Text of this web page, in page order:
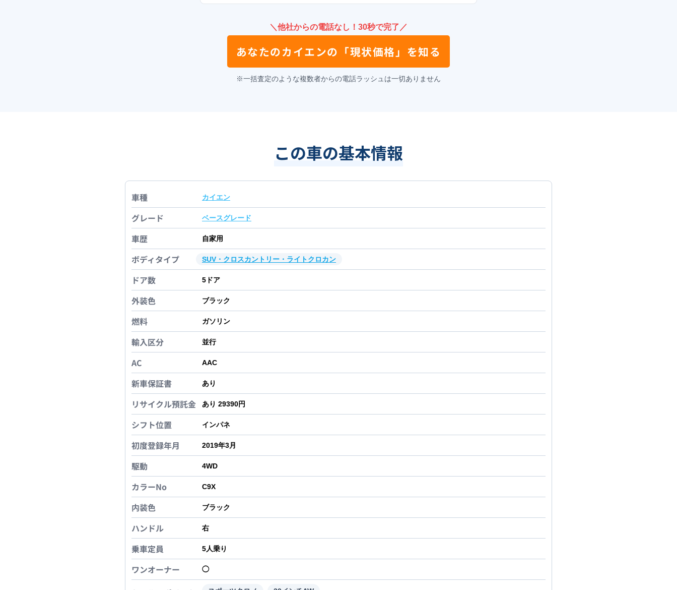
＼他社からの電話なし！30秒で完了／
あなたのカイエンの 「現状価格」を知る
※一括査定のような複数者からの電話ラッシュは一切ありません
この車の基本情報
車種 カイエン
グレード ベースグレード
車歴 自家用
ボディタイプ SUV・クロスカントリー・ライトクロカン
ドア数 5 ドア
外装色 ブラック
燃料 ガソリン
輸入区分 並行
AC AAC
新車保証書 あり
リサイクル預託金 あり 29390円
シフト位置 インパネ
初度登録年月 2019年3月
駆動 4WD
カラーNo C9X
内装色 ブラック
ハンドル 右
乗車定員 5人乗り
ワンオーナー ◯